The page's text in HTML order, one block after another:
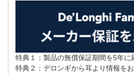
特典１：製品の無償保証期間を5年に
特典２：デロンギから耳より情報を